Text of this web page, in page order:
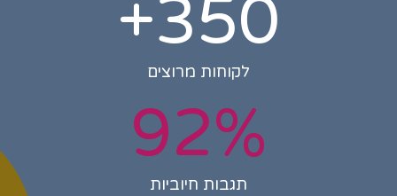
350
+
לקוחות מרוצים
92%
תגבות חיוביות